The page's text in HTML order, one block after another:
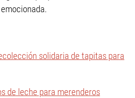
solidaria de tapitas para
de leche para merenderos